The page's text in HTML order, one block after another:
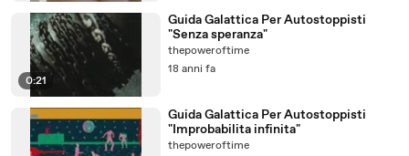
0:21
Guida Galattica Per Autostoppisti
"Senza speranza"
thepoweroftime
18 anni fa
Guida Galattica Per Autostoppisti
"Improbabilita infinita"
thepoweroftime